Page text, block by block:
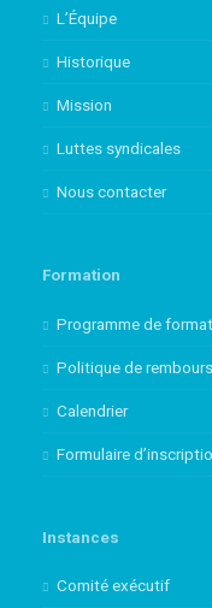
L’Équipe
Historique
Mission
Luttes syndicales
Nous contacter
Formation
Programme de
Politique de
Calendrier
Formulaire
Instances
Comité exécutif